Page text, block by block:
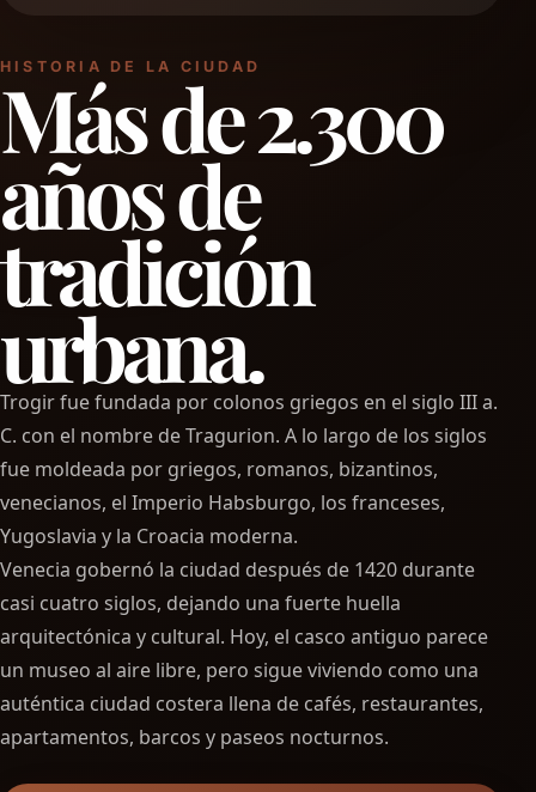
HISTORIA DE LA CIUDAD
Más de 2.300
años de
tradición
urbana.
Trogir fue fundada por colonos griegos en el siglo III a.
C. con el nombre de Tragurion. A lo largo de los siglos
fue moldeada por griegos, romanos, bizantinos,
venecianos, el Imperio Habsburgo, los franceses,
Yugoslavia y la Croacia moderna.
Venecia gobernó la ciudad después de 1420 durante
casi cuatro siglos, dejando una fuerte huella
arquitectónica y cultural. Hoy, el casco antiguo parece
un museo al aire libre, pero sigue viviendo como una
auténtica ciudad costera llena de cafés, restaurantes,
apartamentos, barcos y paseos nocturnos.